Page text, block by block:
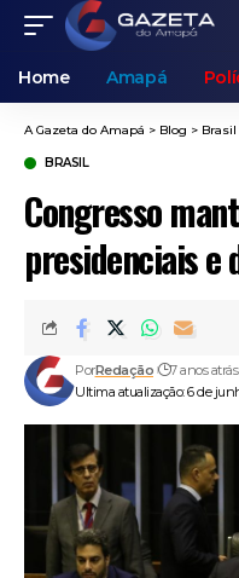
Home Amapá
A Gazeta do Amapá > Blog > Brasil
BRASIL
Congresso
presidenciais e
Ultima atualização: 6 de
PorRedação 7 anos atrás